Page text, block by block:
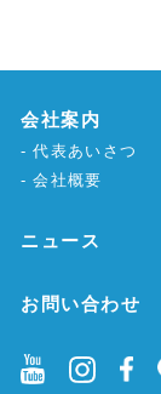
会社案内
代表あいさつ
会社概要
ニュース
お問い合わせ